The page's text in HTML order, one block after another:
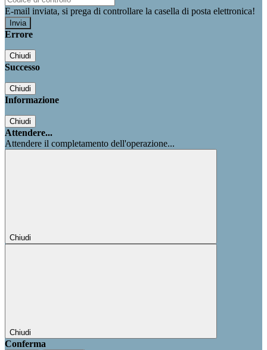
E-mail inviata, si prega di controllare la casella di posta elettronica!
Errore
Chiudi
Successo
Chiudi
Informazione
Chiudi
Attendere...
Attendere il completamento dell'operazione...
Chiudi
Chiudi
Conferma